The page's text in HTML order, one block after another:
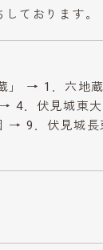
ております。
」 → 1．六地
4．伏見城東
→ 9．伏見城